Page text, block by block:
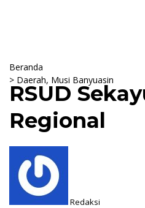
Beranda
> Daerah, Musi Banyuasin
RSUD
Regional
Redaksi